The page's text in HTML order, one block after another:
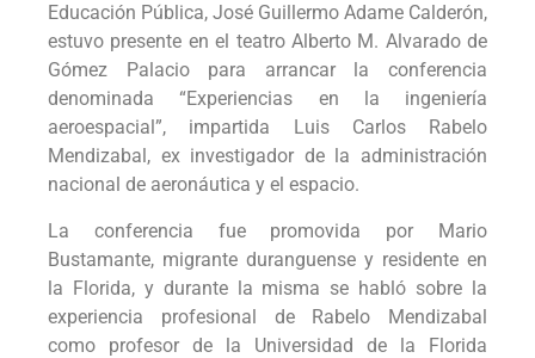
Educación Pública, José Guillermo Adame Calderón,
estuvo presente en el teatro Alberto M. Alvarado de
Gómez Palacio para arrancar la conferencia
denominada “Experiencias en la ingeniería
aeroespacial”, impartida Luis Carlos Rabelo
Mendizabal, ex investigador de la administración
nacional de aeronáutica y el espacio.
La conferencia fue promovida por Mario
Bustamante, migrante duranguense y residente en
la Florida, y durante la misma se habló sobre la
experiencia profesional de Rabelo Mendizabal
como profesor de la Universidad de la Florida